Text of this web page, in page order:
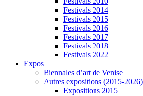
Festivals 2014
Festivals 2015
Festivals 2016
Festivals 2017
Festivals 2018
Festivals 2022
Expos
Biennales d’art de Venise
Autres expositions (2015-2026)
Expositions 2015